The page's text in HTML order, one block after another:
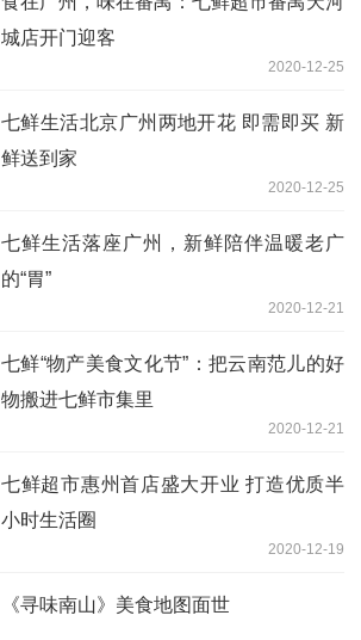
城店开门迎客
2020-12-25
七鲜生活北京广州两地开花 即需即买 新
鲜送到家
2020-12-25
七鲜生活落座广州，新鲜陪伴温暖老广
的“胃”
2020-12-21
七鲜“物产美食文化节”：把云南范儿的好
物搬进七鲜市集里
2020-12-21
七鲜超市惠州首店盛大开业 打造优质半
小时生活圈
2020-12-19
《寻味南山》美食地图面世